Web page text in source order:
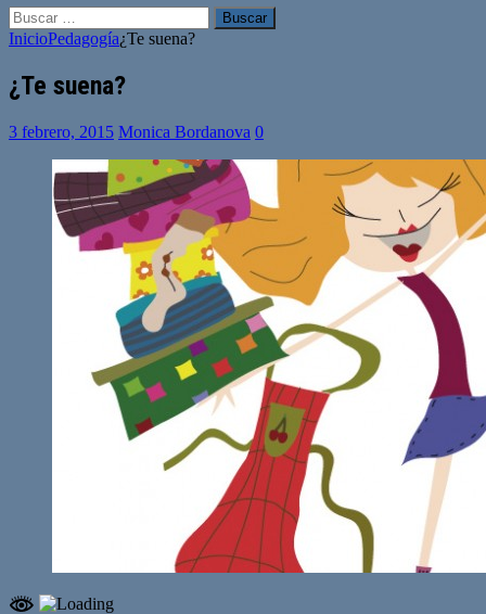
Buscar:
InicioPedagogía¿Te suena?
¿Te suena?
3 febrero, 2015 Monica Bordanova 0